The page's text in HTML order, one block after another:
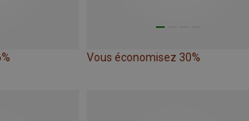
Vous économisez 30%